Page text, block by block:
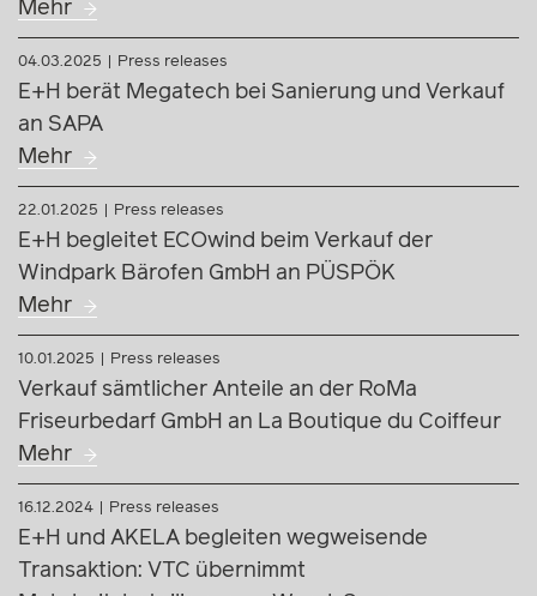
Mehr
04.03.2025 Press releases
E+H berät Megatech bei Sanierung und Verkauf
an SAPA
Mehr
22.01.2025 Press releases
E+H begleitet ECOwind beim Verkauf der
Windpark Bärofen GmbH an PÜSPÖK
Mehr
10.01.2025 Press releases
Verkauf sämtlicher Anteile an der RoMa
Friseurbedarf GmbH an La Boutique du Coiffeur
Mehr
16.12.2024 Press releases
E+H und AKELA begleiten wegweisende
Transaktion: VTC übernimmt